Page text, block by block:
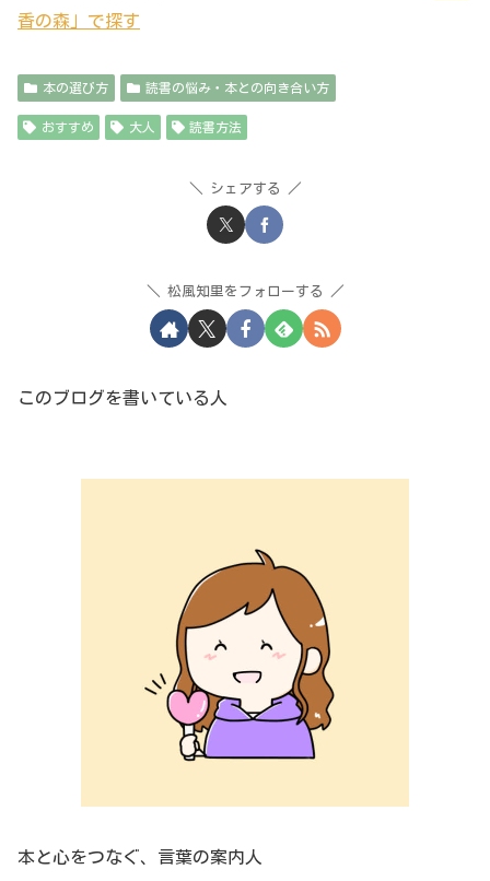
香の森」で探す
本の選び方 読書の悩み・本との向き合い方
おすすめ 大人 読書方法
シェアする
松風知里をフォローする
このブログを書いている人
本と心をつなぐ、言葉の案内人